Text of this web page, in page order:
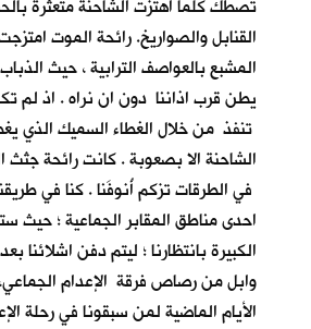
تصطك كلما اهتزت الشاحنة متعثرة
القنابل والصواريخ. رائحة الموت
المشبع بالعواصف الترابية ، حيث
يطن قرب اذاننا دون ان نراه . اذ
تنفذ من خلال الغطاء السميك الذي
الشاحنة الا بصعوبة . كانت رائحة جثث
في الطرقات تزكم أُنوفَنا . كنا في
احدى مناطق المقابر الجماعية ؛ حيث
الكبيرة بانتظارنا ؛ ليتم دفن اشلائنا
وابل من رصاص فرقة الإعدام
الأيام الماضية لمن سبقونا في رحلة